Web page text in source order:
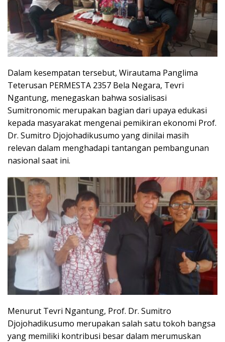
Dalam kesempatan tersebut, Wirautama Panglima
Teterusan PERMESTA 2357 Bela Negara, Tevri
Ngantung, menegaskan bahwa sosialisasi
Sumitronomic merupakan bagian dari upaya edukasi
kepada masyarakat mengenai pemikiran ekonomi Prof.
Dr. Sumitro Djojohadikusumo yang dinilai masih
relevan dalam menghadapi tantangan pembangunan
nasional saat ini.
Menurut Tevri Ngantung, Prof. Dr. Sumitro
Djojohadikusumo merupakan salah satu tokoh bangsa
yang memiliki kontribusi besar dalam merumuskan